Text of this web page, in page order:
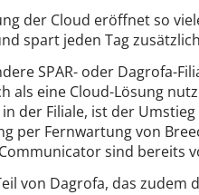
der Cloud eröffnet so
spart jeden Tag
SPAR- oder Dagrofa-
als eine Cloud-Lösung
in der Filiale, ist der
per Fernwartung von
sind bereits
von Dagrofa, das zudem